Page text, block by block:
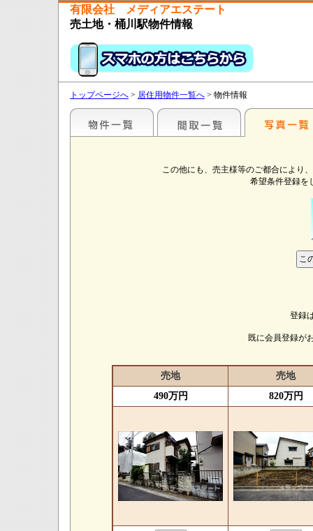
有限会社 メディアエステート
売土地・桶川駅物件情報
トップページへ > 居住用物件一覧へ > 物件情報
この他にも、売主様等のご都合により
希望条件登録を
登録
既に会員登録が
売地
売地
490万円
820万円